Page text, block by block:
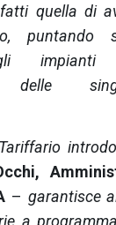
quella di
puntando
delle
– garantisce
a